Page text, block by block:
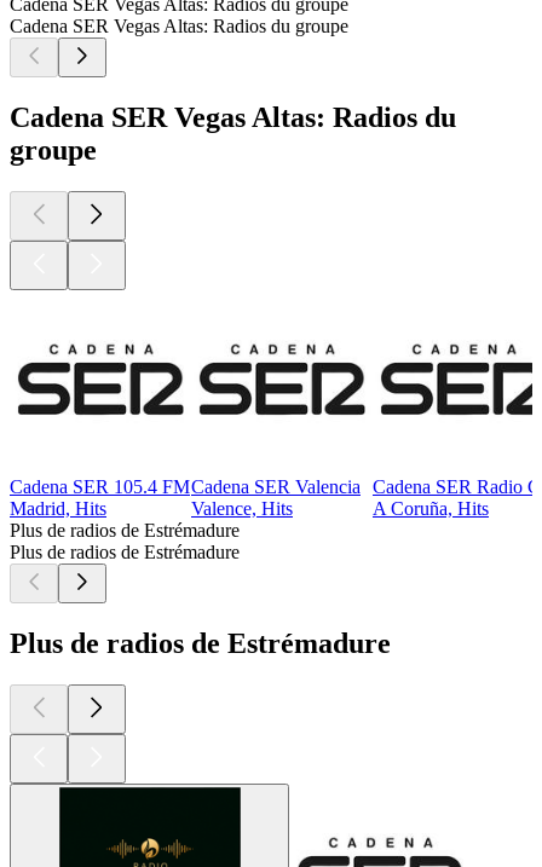
Cadena SER Vegas Altas: Radios du groupe
Cadena SER Vegas Altas: Radios du groupe
Cadena SER Vegas Altas: Radios du
groupe
Cadena SER 105.4 FM
Madrid, Hits
Cadena SER Valencia
Valence, Hits
Cadena SER Radio
A Coruña, Hits
Plus de radios de Estrémadure
Plus de radios de Estrémadure
Plus de radios de Estrémadure